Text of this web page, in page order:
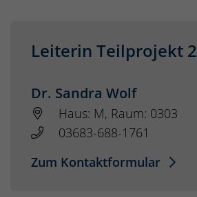
Leiterin Teilprojekt 2
Dr. Sandra Wolf
Haus: M, Raum: 0303
03683-688-1761
Zum Kontaktformular